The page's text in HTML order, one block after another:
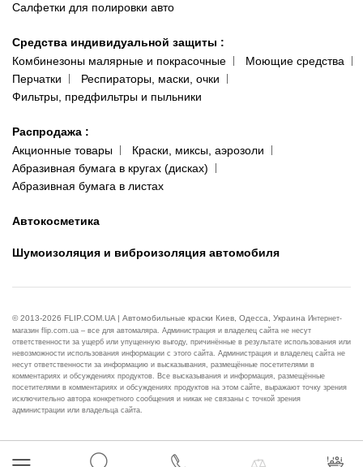
Салфетки для полировки авто
Средства индивидуальной защиты :
Комбинезоны малярные и покрасочные
Моющие средства
Перчатки
Респираторы, маски, очки
Фильтры, предфильтры и пыльники
Распродажа :
Акционные товары
Краски, миксы, аэрозоли
Абразивная бумага в кругах (дисках)
Абразивная бумага в листах
Автокосметика
Шумоизоляция и виброизоляция автомобиля
© 2013-2026 FLIP.COM.UA | Автомобильные краски Киев, Одесса, Украина Интернет-
магазин flip.com.ua – все для автомаляра. Администрация и владелец сайта не несут
ответственности за ущерб или упущенную выгоду, причинённые в результате использования или
невозможности использования информации с этого сайта. Администрация и владелец сайта не
несут ответственности за информацию и высказывания, размещённые посетителями в
комментариях и обсуждениях продуктов. Все высказывания и информация, размещённые
посетителями в комментариях и обсуждениях продуктов на этом сайте, выражают точку зрения
исключительно автора конкретного сообщения и никак не связаны с точкой зрения
администрации или владельца сайта.